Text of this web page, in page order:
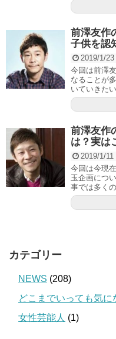
前澤友作
子供を認
2019/1/23
今回は前澤
なることが
いていきた
前澤友作
は？実は
2019/1/11
今回は今現
玉企画につ
事では多く
カテゴリー
NEWS (208)
どこまでいっても気に
女性芸能人 (1)